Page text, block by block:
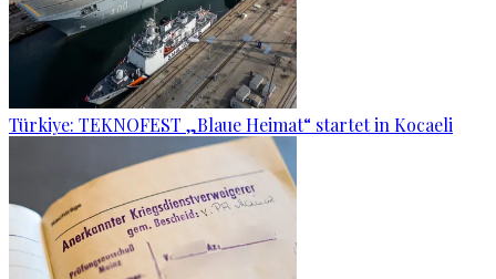
Türkiye: TEKNOFEST „Blaue Heimat“ startet in Kocaeli